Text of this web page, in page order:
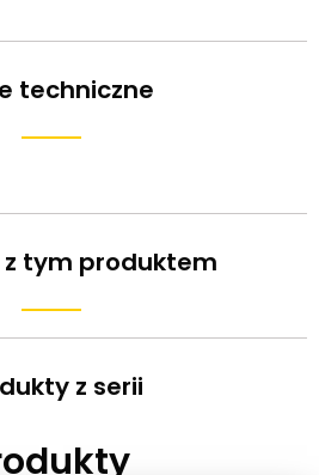
techniczne
z tym produktem
z serii